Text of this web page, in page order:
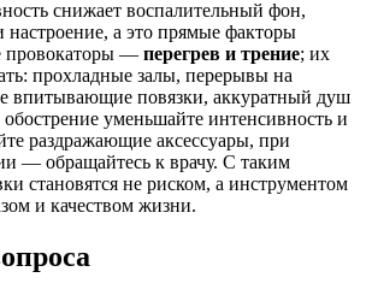
снижает воспалительный фон,
настроение, а это прямые факторы
провокаторы — перегрев и трение; их
прохладные залы, перерывы на
впитывающие повязки, аккуратный душ
уменьшайте интенсивность и
раздражающие аксессуары, при
— обращайтесь к врачу. С таким
становятся не риском, а инструментом
и качеством жизни.